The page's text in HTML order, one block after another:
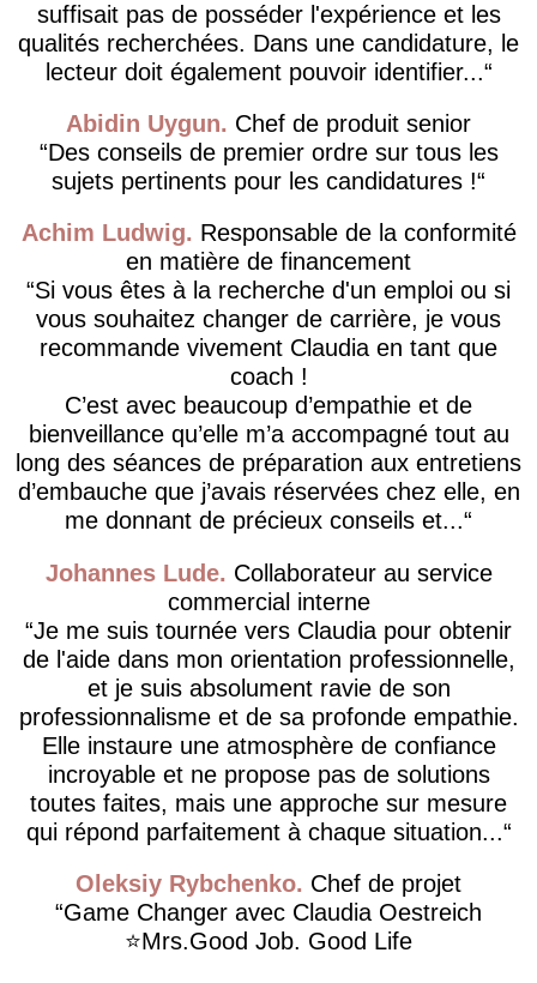
suffisait pas de posséder l'expérience et les
qualités recherchées. Dans une candidature, le
lecteur doit également pouvoir identifier...
Abidin Uygun
Chef de produit senior
Des conseils de premier ordre sur tous les
sujets pertinents pour les candidatures !
Achim Ludwig
Responsable de la conformité
en matière de financement
Si vous êtes à la recherche d'un emploi ou si
vous souhaitez changer de carrière, je vous
recommande vivement Claudia en tant que
coach !
C’est avec beaucoup d’empathie et de
bienveillance qu’elle m’a accompagné tout au
long des séances de préparation aux entretiens
d’embauche que j’avais réservées chez elle, en
me donnant de précieux conseils et...
Johannes Lude
Collaborateur au service
commercial interne
​Je me suis tournée vers Claudia pour obtenir
de l'aide dans mon orientation professionnelle,
et je suis absolument ravie de son
professionnalisme et de sa profonde empathie.
Elle instaure une atmosphère de confiance
incroyable et ne propose pas de solutions
toutes faites, mais une approche sur mesure
qui répond parfaitement à chaque situation...
Oleksiy Rybchenko Chef de projet
Game Changer avec Claudia Oestreich
⭐️Mrs.Good Job. Good Life